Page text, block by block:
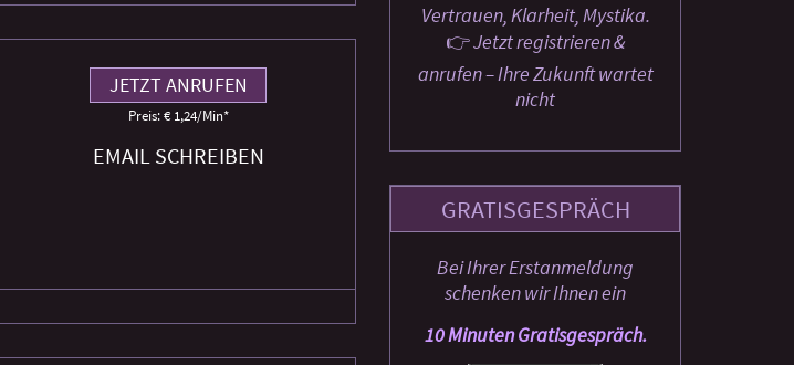
Vertrauen, Klarheit, Mystika.
👉 Jetzt registrieren &
anrufen – Ihre Zukunft wartet
nicht
GRATISGESPRÄCH
Bei Ihrer Erstanmeldung
schenken wir Ihnen ein
10 Minuten Gratisgespräch.
JETZT ANRUFEN
Preis: € 1,24/Min*
EMAIL SCHREIBEN